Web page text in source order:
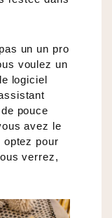
un un pro
voulez un
logiciel
pouce
avez le
pour
verrez,